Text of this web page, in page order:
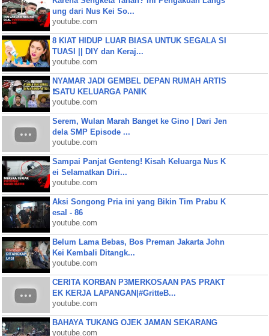
ung dari Nus Kei So...
youtube.com
8 KIAT HIDUP LUAR BIASA UNTUK SEGALA SI
TUASI || DIY dan Keraj...
youtube.com
NYAMAR JADI GEMBEL DEPAN RUMAH ARTIS
❗SATU KELUARGA PANIK
youtube.com
Serem, Wulan Marah Banget ke Gino | Dari Jen
dela SMP Episode ...
youtube.com
Sampai Panjat Genteng! Kisah Keluarga Nus K
ei Selamatkan Diri...
youtube.com
Aksi Songong Pria ini yang Bikin Tim Prabu K
esal - 86
youtube.com
Belum Lama Bebas, Bos Preman Jakarta John
Kei Kembali Ditangk...
youtube.com
CERITA KORBAN P3MERKOSAAN PAS PRAKT
EK KERJA LAPANGAN|#GritteB...
youtube.com
BAHAYA TUKANG OJEK JAMAN SEKARANG
youtube.com